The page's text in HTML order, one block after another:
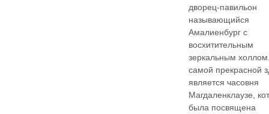
дворец-павильон
называющийся
Амалиенбург с
восхитительным
зеркальным
самой прекрасной
является часовня
Магдаленклаузе,
была посвящена